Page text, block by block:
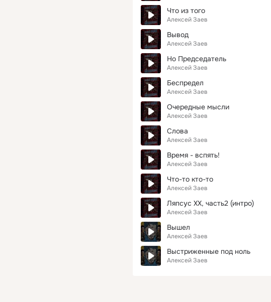
Что из того
Алексей Заев
Вывод
Алексей Заев
Но Председатель
Алексей Заев
Беспредел
Алексей Заев
Очередные мысли
Алексей Заев
Слова
Алексей Заев
Время - вспять!
Алексей Заев
Что-то кто-то
Алексей Заев
Ляпсус ХХ, часть2 (интро)
Алексей Заев
Вышел
Алексей Заев
Выстриженные под ноль
Алексей Заев